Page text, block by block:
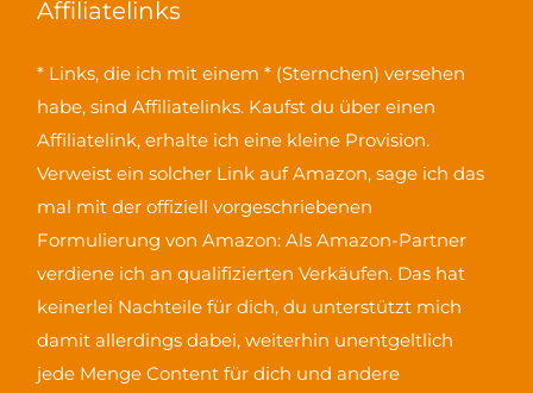
Affiliatelinks
* Links, die ich mit einem * (Sternchen) versehen
habe, sind Affiliatelinks. Kaufst du über einen
Affiliatelink, erhalte ich eine kleine Provision.
Verweist ein solcher Link auf Amazon, sage ich das
mal mit der offiziell vorgeschriebenen
Formulierung von Amazon:Als Amazon-Partner
verdiene ich an qualifizierten Verkäufen. Das hat
keinerlei Nachteile für dich, du unterstützt mich
damit allerdings dabei, weiterhin unentgeltlich
jede Menge Content für dich und andere